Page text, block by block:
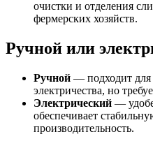
очистки и отделения
фермерских хозяйств.
Ручной или
Ручной — подходит для
электричества, но
Электрический —
обеспечивает
производительность.